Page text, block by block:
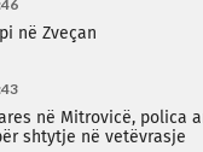
në Zveçan
në Mitrovicë, polica
shtytje në vetëvrasje